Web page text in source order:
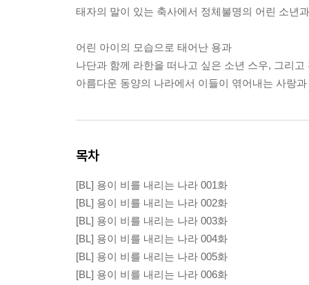
태자의 말이 있는 축사에서 정체불명의 어린 소년
어린 아이의 모습으로 태어난 용과
나단과 함께 라한을 떠나고 싶은 소년 스우, 그리고
아름다운 동양의 나라에서 이들이 엮어내는 사랑
목차
[BL] 용이 비를 내리는 나라 001화
[BL] 용이 비를 내리는 나라 002화
[BL] 용이 비를 내리는 나라 003화
[BL] 용이 비를 내리는 나라 004화
[BL] 용이 비를 내리는 나라 005화
[BL] 용이 비를 내리는 나라 006화